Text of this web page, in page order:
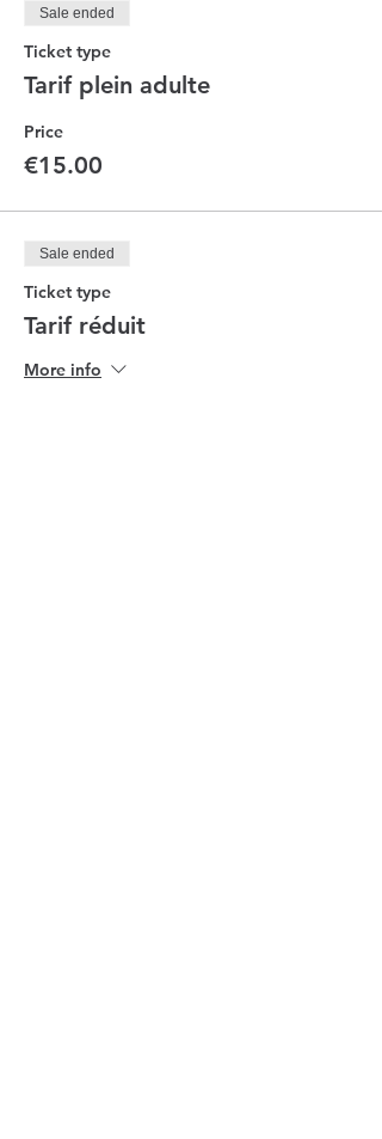
Sale ended
Ticket type
Tarif plein adulte
Price
€15.00
Sale ended
Ticket type
Tarif réduit
More info